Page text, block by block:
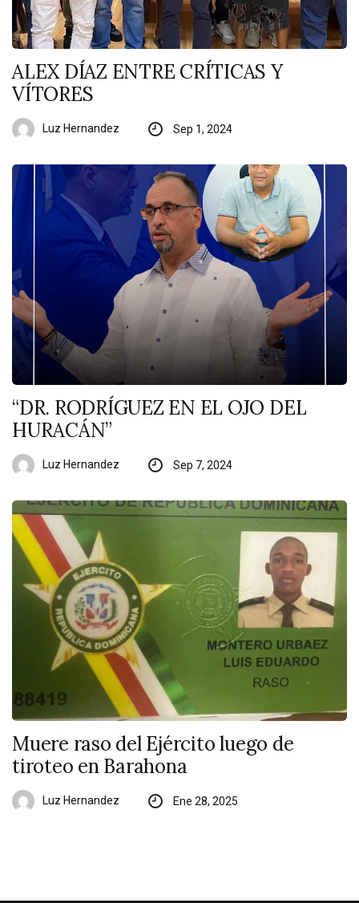
ALEX DÍAZ ENTRE CRÍTICAS Y
VÍTORES
Luz Hernandez Sep 1, 2024
“DR. RODRÍGUEZ EN EL OJO DEL
HURACÁN”
Luz Hernandez Sep 7, 2024
Muere raso del Ejército luego de
tiroteo en Barahona
Luz Hernandez Ene 28, 2025